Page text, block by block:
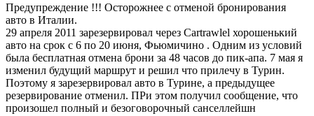
Предупреждение !!! Осторожнее с отменой бронирования
авто в Италии.
29 апреля 2011 зарезервировал через Cartrawlel хорошенький
авто на срок с 6 по 20 июня, Фьюмичино . Одним из условий
была бесплатная отмена брони за 48 часов до пик-апа. 7 мая я
изменил будущий маршрут и решил что прилечу в Турин.
Поэтому я зарезервировал авто в Турине, а предыдущее
резервирование отменил. ПРи этом получил сообщение, что
произошел полный и безоговорочный санселлейшн